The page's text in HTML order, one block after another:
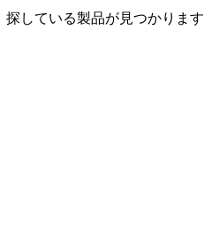
している製品が見つかります